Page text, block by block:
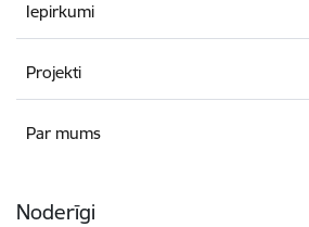
Iepirkumi
Projekti
Par mums
Noderīgi